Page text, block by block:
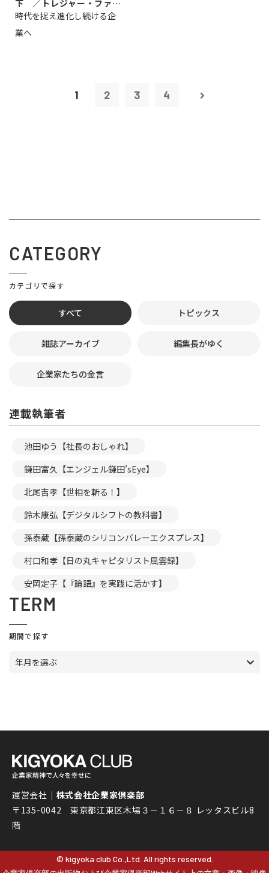
下 ／トレジャー・ファク
トリー社長野坂...
時代を捉え進化し続ける企
業へ
1 2 3 4
CATEGORY
カテゴリで探す
すべて トピックス
雑誌アーカイブ 編集長がゆく
企業家たちの金言
連載執筆者
池田ゆう【社長のおしゃれ】
鎌田富久【エンジェル鎌田’sEye】
北尾吉孝【世相を斬る！】
鈴木康弘【デジタルシフトの教科書】
孫泰蔵【孫泰蔵のシリコンバレーエクスプレス】
村口和孝【日の丸キャピタリスト風雲録】
安岡定子【『論語』を実践に活かす】
TERM
期間で探す
年月を選ぶ
運営会社｜ 株式会社企業家倶楽部
〒135-0042 東京都江東区木場３－１６－８ レッタスビル8
階
© kigyoka club Co.,Ltd. All rights reserved.